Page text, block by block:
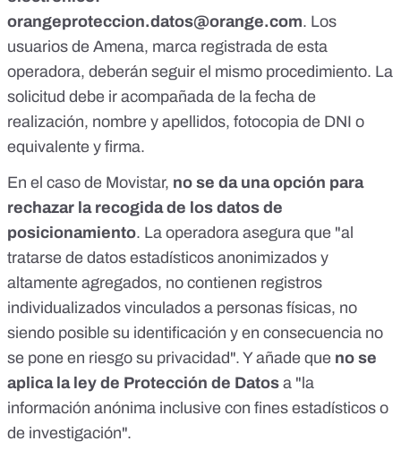
orangeproteccion.datos@orange.com. Los
usuarios de Amena, marca registrada de esta
operadora, deberán seguir el mismo procedimiento. La
solicitud debe ir acompañada de la fecha de
realización, nombre y apellidos, fotocopia de DNI o
equivalente y firma.
En el caso de Movistar, no se da una opción para
rechazar la recogida de los datos de
posicionamiento. La operadora asegura que "al
tratarse de datos estadísticos anonimizados y
altamente agregados, no contienen registros
individualizados vinculados a personas físicas, no
siendo posible su identificación y en consecuencia no
se pone en riesgo su privacidad". Y añade que no se
aplica la ley de Protección de Datos a "la
información anónima inclusive con fines estadísticos o
de investigación".